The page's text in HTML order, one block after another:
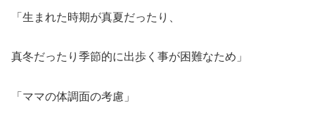
「生まれた時期が真夏だったり、
真冬だったり季節的に出歩く事が困難なため」
「ママの体調面の考慮」